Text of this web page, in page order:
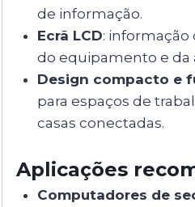
de informação.
Ecrã LCD: informação
do equipamento e da
Design compacto e
para espaços de
casas conectadas.
Aplicações
Computadores de